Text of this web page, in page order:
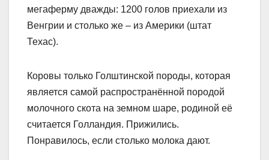
мегаферму дважды: 1200 голов приехали из
Венгрии и столько же – из Америки (штат
Техас).
Коровы только Голштинской породы, которая
является самой распространённой породой
молочного скота на земном шаре, родиной её
считается Голландия. Прижились.
Понравилось, если столько молока дают.